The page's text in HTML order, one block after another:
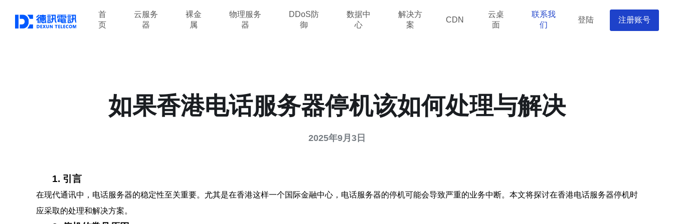
首
页
云服务
器
裸金
属
物理服务
器
DDoS防
御
数据中
心
解决方
案
CDN
云桌
面
联系我
们
登陆 注册账号
如果香港电话服务器停机该如何处理与解决
2025年9月3日
1. 引言
在现代通讯中，电话服务器的稳定性至关重要。尤其是在香港这样一个国际金融中心，电话服务器的停机可能会导致严重的业务中断。本文将探讨在香港电话服务器停机时
应采取的处理和解决方案。